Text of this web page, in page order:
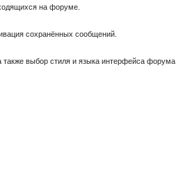
на форуме.
сохранённых сообщений.
выбор стиля и языка интерфейса форума.